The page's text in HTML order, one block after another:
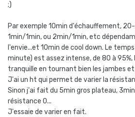
;)
Par exemple 10min d'échauffement,
1min/1min, ou 2min/1min, etc
l'envie...et 10min de cool down. Le
minute) est assez intense, de 80 à
tranquille en tournant bien les jambes
J'ai un ht qui permet de varier la
Sinon j'ai fait du 5min gros plateau,
résistance 0...
J'essaie de varier en fait.